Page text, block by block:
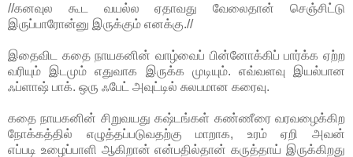
//கனவுல கூட வயல்ல ஏதாவது வேலைதான் செஞ்சிட்டு
இருப்பாரோன்னு இருக்கும் எனக்கு.//
இதைவிட கதை நாயகனின் வாழ்வைப் பின்னோக்கிப் பார்க்க ஏற்ற
வரியும் இடமும் எதுவாக இருக்க முடியும். எவ்வளவு இயல்பான
ஃப்ளாஷ் பாக். ஒரு ஃபேட் அவுட்டில் சுலபமான கரைவு.
கதை நாயகனின் சிறுவயது கஷ்டங்கள் கண்ணீரை வரவழைக்கிற
நோக்கத்தில் எழுத்தப்படுவதற்கு மாறாக, உரம் ஏறி அவன்
எப்படி உழைப்பாளி ஆகிறான் என்பதில்தான் கருத்தாய் இருக்கிறது